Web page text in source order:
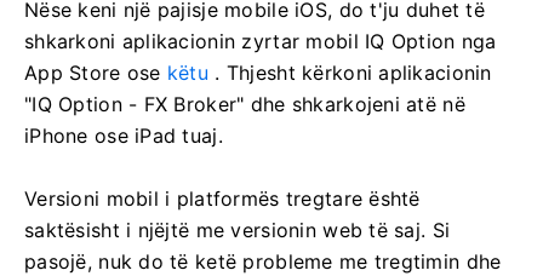
Nëse keni një pajisje mobile iOS, do t'ju duhet të
shkarkoni aplikacionin zyrtar mobil IQ Option nga
App Store ose këtu . Thjesht kërkoni aplikacionin
"IQ Option - FX Broker" dhe shkarkojeni atë në
iPhone ose iPad tuaj.
Versioni mobil i platformës tregtare është
saktësisht i njëjtë me versionin web të saj. Si
pasojë, nuk do të ketë probleme me tregtimin dhe